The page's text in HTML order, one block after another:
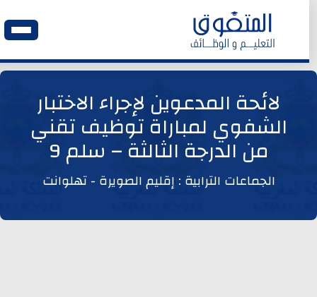
الرئيسية
وظائف اليوم
ابحث عن وظيفة
لائحة المدعوين لإجراء الاختبار
الشفوي لمباراة توظيف تقني
من الدرجة الثالثة – سلم 9
الجماعات الترابية : إقليم الصويرة - تهلوانت